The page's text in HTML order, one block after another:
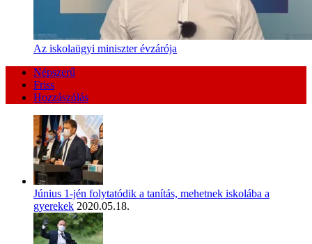
Az iskolaügyi miniszter évzárója
Népszerű
Friss
Hozzászólás
Június 1-jén folytatódik a tanítás, mehetnek iskolába a
gyerekek 2020.05.18.